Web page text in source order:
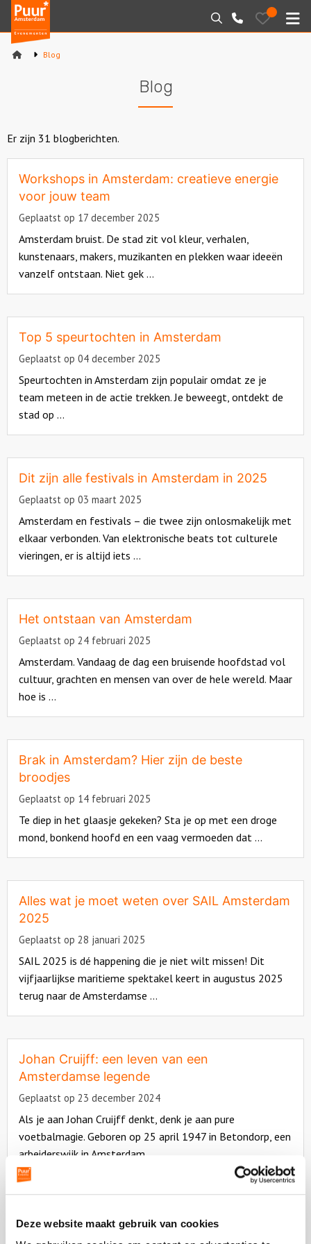
Deze website maakt gebruik van cookies
Puur*
Amsterdam
bedrijfsuitjes
Zoeken
020-
6260016
Bewaarde
uitjes
Arrangementen
Rondleidingen
Locaties
Over ons
Blog
Blog
Er zijn 31 blogberichten.
Workshops in Amsterdam: creatieve energie
voor jouw team
Geplaatst op 17 december 2025
Amsterdam bruist. De stad zit vol kleur, verhalen,
kunstenaars, makers, muzikanten en plekken waar ideeën
vanzelf ontstaan. Niet gek ...
more
about
Top 5 speurtochten in Amsterdam
Geplaatst op 04 december 2025
Speurtochten in Amsterdam zijn populair omdat ze je
team meteen in de actie trekken. Je beweegt, ontdekt de
stad op ...
more
about
Dit zijn alle festivals in Amsterdam in 2025
Geplaatst op 03 maart 2025
Amsterdam en festivals – die twee zijn onlosmakelijk met
elkaar verbonden. Van elektronische beats tot culturele
vieringen, er is altijd iets ...
more
about
Het ontstaan van Amsterdam
Geplaatst op 24 februari 2025
Amsterdam. Vandaag de dag een bruisende hoofdstad vol
cultuur, grachten en mensen van over de hele wereld. Maar
hoe is ...
more
about
Brak in Amsterdam? Hier zijn de beste
broodjes
Geplaatst op 14 februari 2025
Te diep in het glaasje gekeken? Sta je op met een droge
mond, bonkend hoofd en een vaag vermoeden dat ...
more
about
Alles wat je moet weten over SAIL Amsterdam
2025
Geplaatst op 28 januari 2025
SAIL 2025 is dé happening die je niet wilt missen! Dit
vijfjaarlijkse maritieme spektakel keert in augustus 2025
terug naar de Amsterdamse ...
more
about
Johan Cruijff: een leven van een
Amsterdamse legende
Geplaatst op 23 december 2024
Als je aan Johan Cruijff denkt, denk je aan pure
voetbalmagie. Geboren op 25 april 1947 in Betondorp, een
arbeiderswijk in Amsterdam, ...
Read
more
Dit is waarom jij een Bob Ross Workshop in